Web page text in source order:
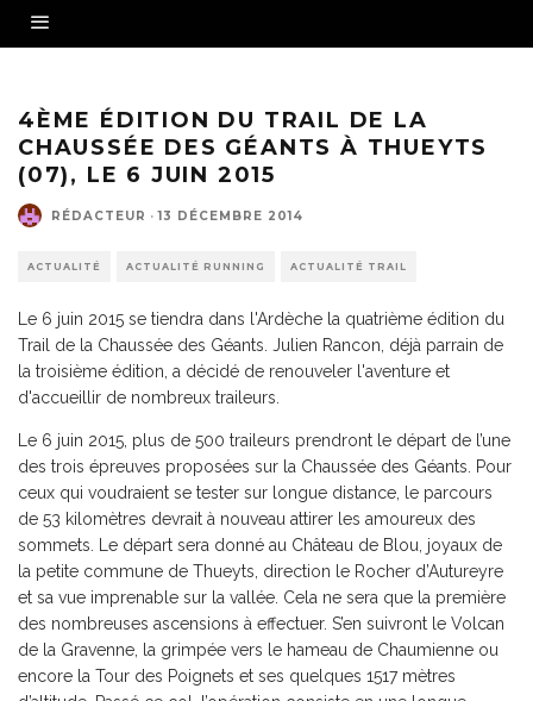
4ÈME ÉDITION DU TRAIL DE LA
CHAUSSÉE DES GÉANTS À THUEYTS
(07), LE 6 JUIN 2015
RÉDACTEUR · 13 DÉCEMBRE 2014
ACTUALITÉ ACTUALITÉ RUNNING ACTUALITÉ TRAIL
Le 6 juin 2015 se tiendra dans l'Ardèche la quatrième édition du
Trail de la Chaussée des Géants. Julien Rancon, déjà parrain de
la troisième édition, a décidé de renouveler l'aventure et
d'accueillir de nombreux traileurs.
Le 6 juin 2015, plus de 500 traileurs prendront le départ de l’une
des trois épreuves proposées sur la Chaussée des Géants. Pour
ceux qui voudraient se tester sur longue distance, le parcours
de 53 kilomètres devrait à nouveau attirer les amoureux des
sommets. Le départ sera donné au Château de Blou, joyaux de
la petite commune de Thueyts, direction le Rocher d’Autureyre
et sa vue imprenable sur la vallée. Cela ne sera que la première
des nombreuses ascensions à effectuer. S’en suivront le Volcan
de la Gravenne, la grimpée vers le hameau de Chaumienne ou
encore la Tour des Poignets et ses quelques 1517 mètres